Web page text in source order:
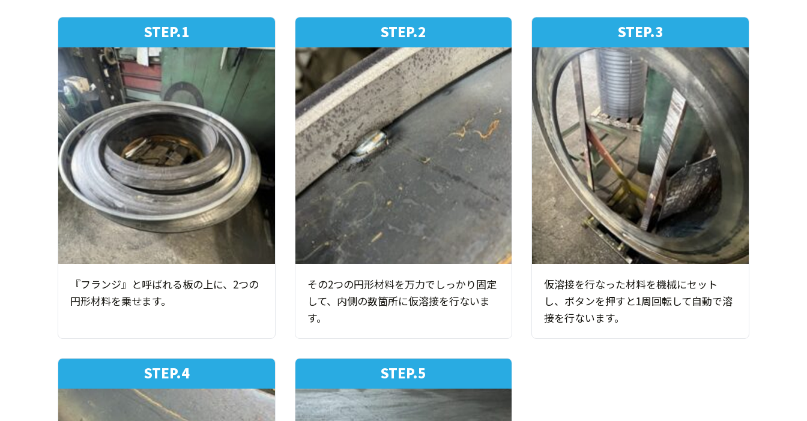
STEP.1
『フランジ』と呼ばれる板の上に、2つの
円形材料を乗せます。
STEP.2
その2つの円形材料を万力でしっかり固定
して、内側の数箇所に仮溶接を行ないま
す。
STEP.3
仮溶接を行なった材料を機械にセット
し、ボタンを押すと1周回転して自動で溶
接を行ないます。
STEP.4 STEP.5